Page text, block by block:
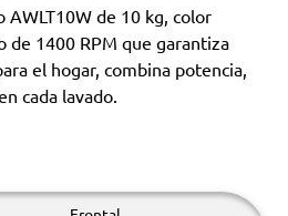
AWLT10W de 10 kg, color
de 1400 RPM que garantiza
el hogar, combina potencia,
cada lavado.